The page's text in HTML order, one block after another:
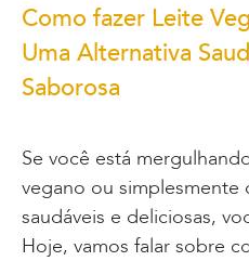
Como fazer Leite
Uma Alternativa
Saborosa
Se você está
vegano ou simplesmente
saudáveis e deliciosas,
Hoje, vamos falar sobre